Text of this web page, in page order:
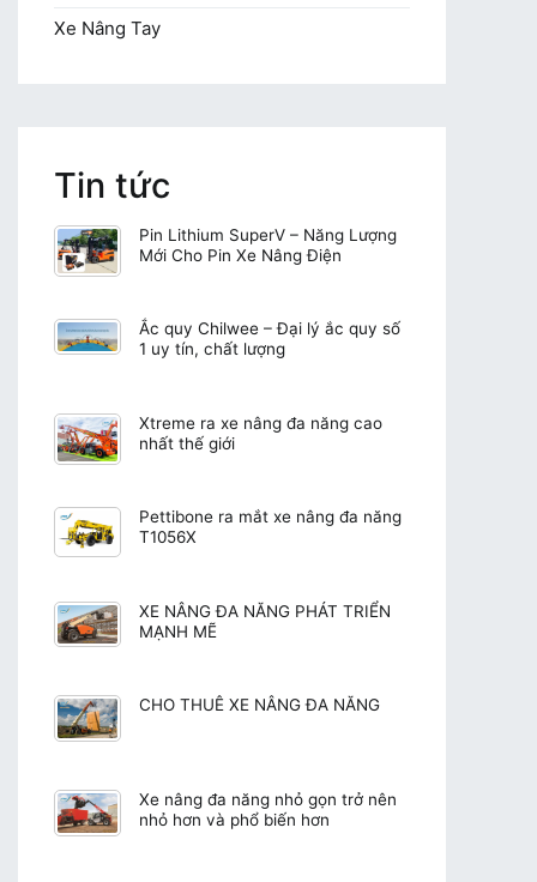
Xe Nâng Tay
Tin tức
Pin Lithium SuperV – Năng Lượng
Mới Cho Pin Xe Nâng Điện
Ắc quy Chilwee – Đại lý ắc quy số
1 uy tín, chất lượng
Xtreme ra xe nâng đa năng cao
nhất thế giới
Pettibone ra mắt xe nâng đa năng
T1056X
XE NÂNG ĐA NĂNG PHÁT TRIỂN
MẠNH MẼ
CHO THUÊ XE NÂNG ĐA NĂNG
Xe nâng đa năng nhỏ gọn trở nên
nhỏ hơn và phổ biến hơn